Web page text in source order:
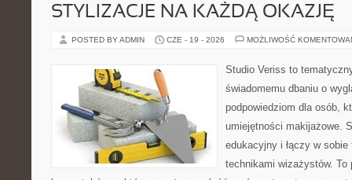
STYLIZACJE NA KAŻDĄ OKAZJĘ
POSTED BY ADMIN CZE - 19 - 2026 MOŻLIWOŚĆ
Studio Veriss to
świadomemu dbaniu o
podpowiedziom dla osób,
umiejętności makijażowe.
edukacyjny i łączy w
technikami wizażystów. To